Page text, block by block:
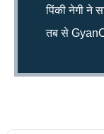
पिंकी नेगी ने
तब से